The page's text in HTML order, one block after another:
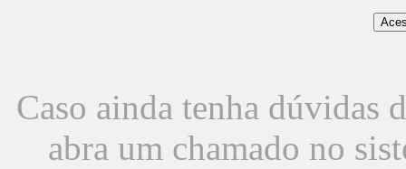
Caso ainda tenha dúvidas
abra um chamado no